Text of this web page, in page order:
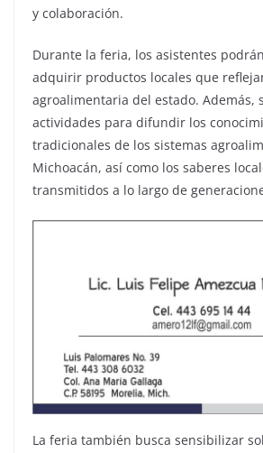
y colaboración.
Durante la feria, los asistentes
adquirir productos locales que
agroalimentaria del estado. Además,
actividades para difundir los
tradicionales de los sistemas
Michoacán, así como los saberes
transmitidos a lo largo de
La feria también busca sensibilizar